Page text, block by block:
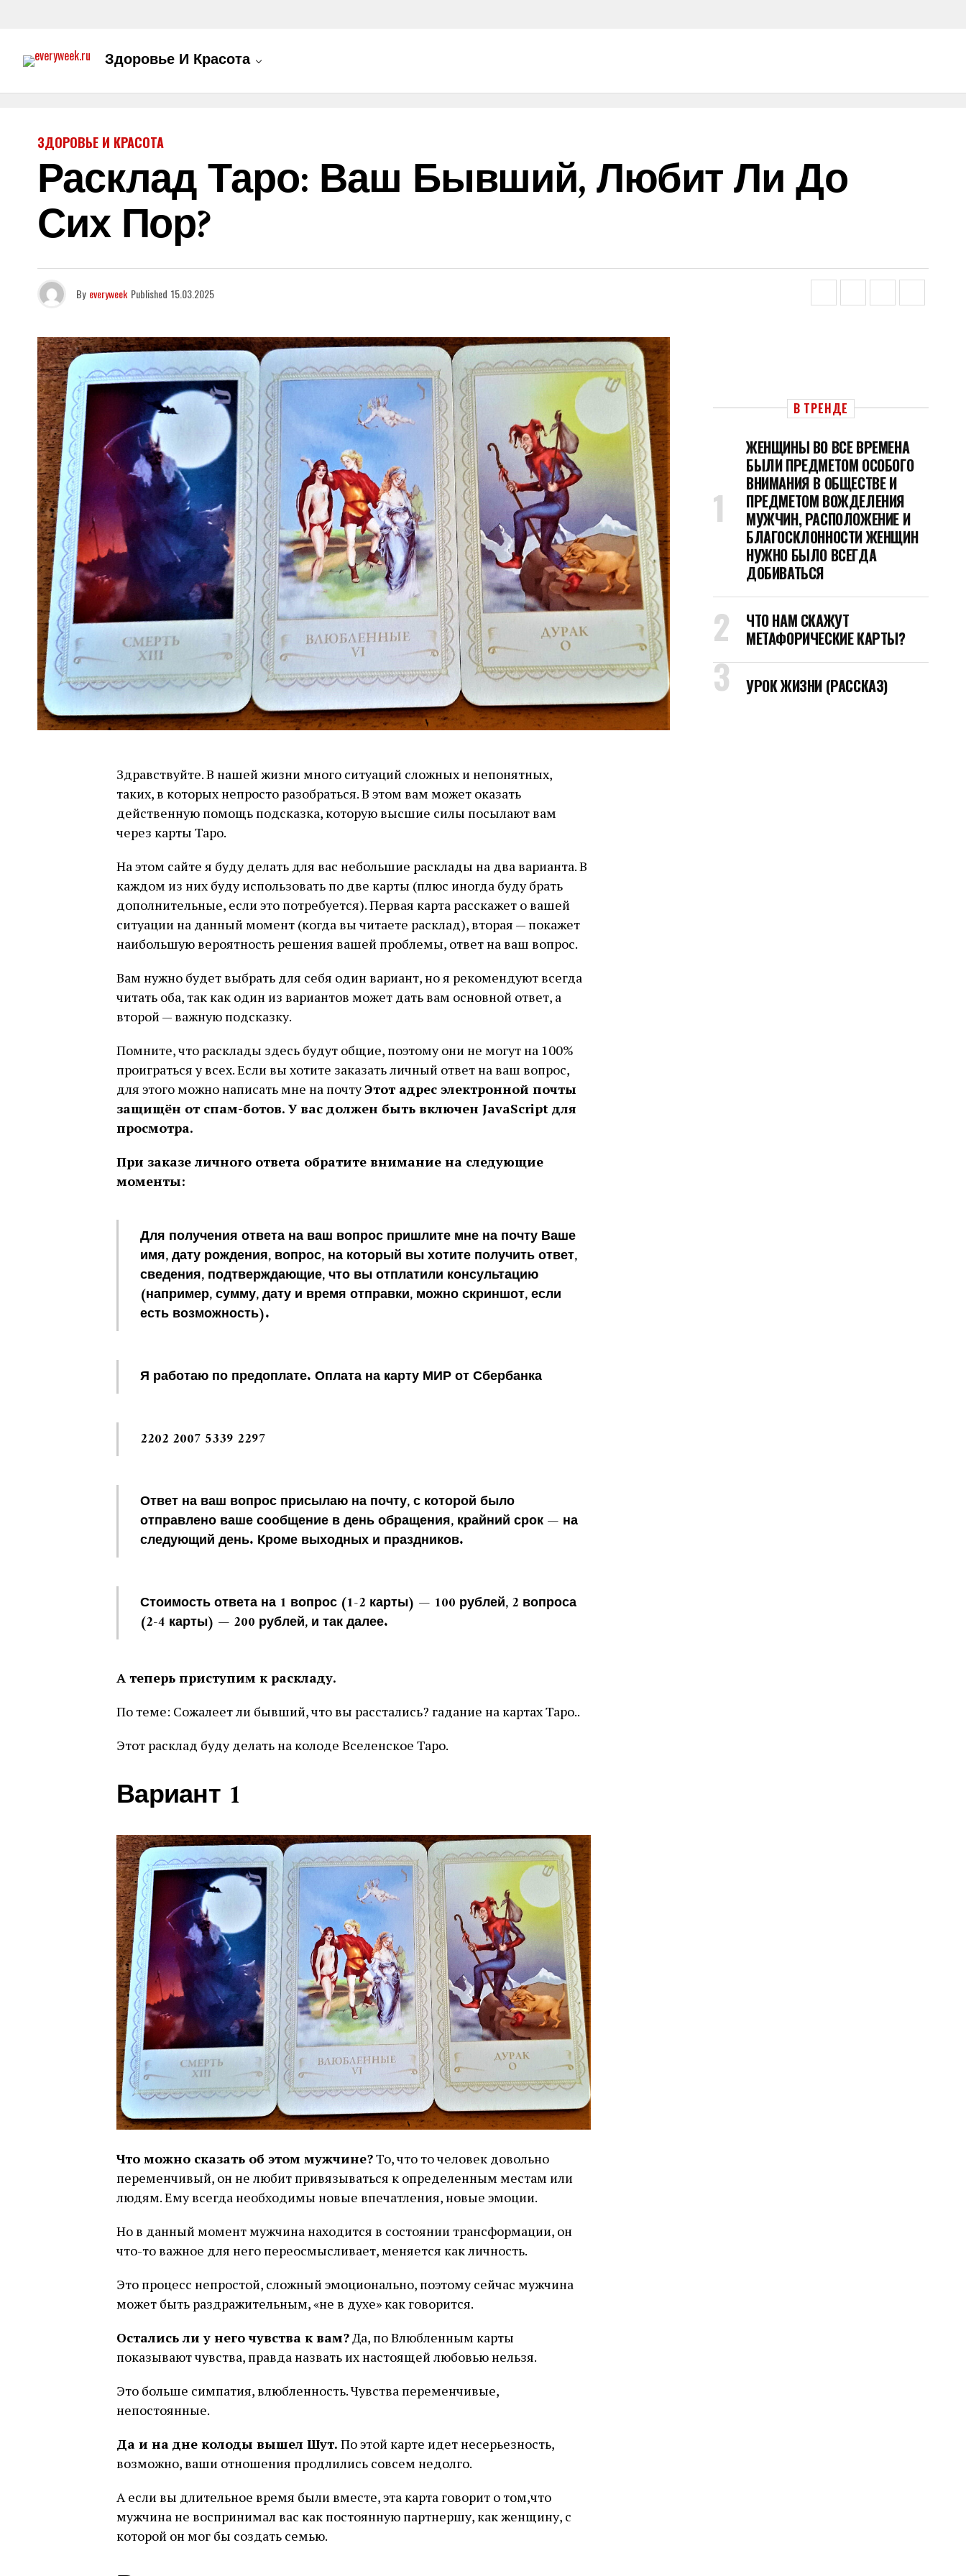
Здоровье И Красота
ЗДОРОВЬЕ И КРАСОТА
Расклад Таро: Ваш Бывший, Любит Ли До
Сих Пор?
By everyweek Published 15.03.2025
Здравствуйте. В нашей жизни много ситуаций сложных и непонятных,
таких, в которых непросто разобраться. В этом вам может оказать
действенную помощь подсказка, которую высшие силы посылают вам
через карты Таро.
На этом сайте я буду делать для вас небольшие расклады на два варианта. В
каждом из них буду использовать по две карты (плюс иногда буду брать
дополнительные, если это потребуется). Первая карта расскажет о вашей
ситуации на данный момент (когда вы читаете расклад), вторая — покажет
наибольшую вероятность решения вашей проблемы, ответ на ваш вопрос.
Вам нужно будет выбрать для себя один вариант, но я рекомендуют всегда
читать оба, так как один из вариантов может дать вам основной ответ, а
второй — важную подсказку.
Помните, что расклады здесь будут общие, поэтому они не могут на 100%
проиграться у всех. Если вы хотите заказать личный ответ на ваш вопрос,
для этого можно написать мне на почтуЭтот адрес электронной почты
защищён от спам-ботов. У вас должен быть включен JavaScript для
просмотра.
При заказе личного ответа обратите внимание на следующие
моменты:
Для получения ответа на ваш вопрос пришлите мне на почту Ваше
имя, дату рождения, вопрос, на который вы хотите получить ответ,
сведения, подтверждающие, что вы отплатили консультацию
(например, сумму, дату и время отправки, можно скриншот, если
есть возможность).
Я работаю по предоплате. Оплата на карту МИР от Сбербанка
2202 2007 5339 2297
Ответ на ваш вопрос присылаю на почту, с которой было
отправлено ваше сообщение в день обращения, крайний срок — на
следующий день. Кроме выходных и праздников.
Стоимость ответа на 1 вопрос (1-2 карты) — 100 рублей, 2 вопроса
(2-4 карты) — 200 рублей, и так далее.
А теперь приступим к раскладу.
По теме: Сожалеет ли бывший, что вы расстались? гадание на картах Таро..
Этот расклад буду делать на колоде Вселенское Таро.
Вариант 1
Что можно сказать об этом мужчине?То, что то человек довольно
переменчивый, он не любит привязываться к определенным местам или
людям. Ему всегда необходимы новые впечатления, новые эмоции.
Но в данный момент мужчина находится в состоянии трансформации, он
что-то важное для него переосмысливает, меняется как личность.
Это процесс непростой, сложный эмоционально, поэтому сейчас мужчина
может быть раздражительным, «не в духе» как говорится.
Остались ли у него чувства к вам?Да, по Влюбленным карты
показывают чувства, правда назвать их настоящей любовью нельзя.
Это больше симпатия, влюбленность. Чувства переменчивые,
непостоянные.
Да и на дне колоды вышел Шут. По этой карте идет несерьезность,
возможно, ваши отношения продлились совсем недолго.
А если вы длительное время были вместе, эта карта говорит о том,что
мужчина не воспринимал вас как постоянную партнершу, как женщину, с
которой он мог бы создать семью.
В ТРЕНДЕ
ЖЕНЩИНЫ ВО ВСЕ ВРЕМЕНА
БЫЛИ ПРЕДМЕТОМ ОСОБОГО
ВНИМАНИЯ В ОБЩЕСТВЕ И
ПРЕДМЕТОМ ВОЖДЕЛЕНИЯ
МУЖЧИН, РАСПОЛОЖЕНИЕ И
БЛАГОСКЛОННОСТИ ЖЕНЩИН
НУЖНО БЫЛО ВСЕГДА
ДОБИВАТЬСЯ
ЧТО НАМ СКАЖУТ
МЕТАФОРИЧЕСКИЕ КАРТЫ?
УРОК ЖИЗНИ (РАССКАЗ)